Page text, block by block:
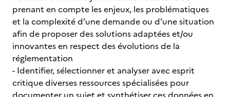
prenant en compte les enjeux, les problématiques
et la complexité d’une demande ou d’une situation
afin de proposer des solutions adaptées et/ou
innovantes en respect des évolutions de la
réglementation
- Identifier, sélectionner et analyser avec esprit
critique diverses ressources spécialisées pour